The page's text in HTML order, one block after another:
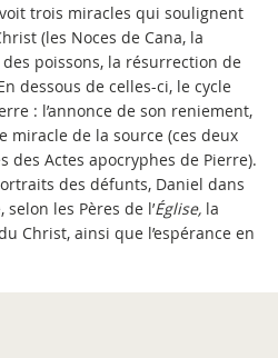
trois miracles qui soulignent
(les Noces de Cana, la
poissons, la résurrection de
dessous de celles-ci, le cycle
: l’annonce de son reniement,
miracle de la source (ces deux
des Actes apocryphes de Pierre).
des défunts, Daniel dans
les Pères de l’Église,la
Christ, ainsi que l’espérance en